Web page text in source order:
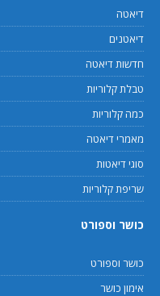
דיאטה
דיאטנים
חדשות דיאטה
טבלת קלוריות
כמה קלוריות
מאמרי דיאטה
סוגי דיאטות
שריפת קלוריות
כושר וספורט
כושר וספורט
אימון כושר